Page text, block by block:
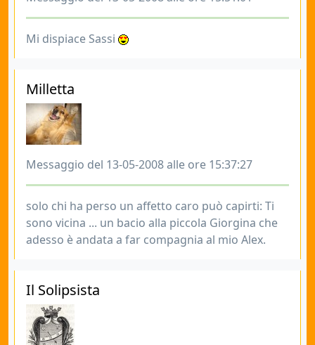
Mi dispiace Sassi
Milletta
Messaggio del 13-05-2008 alle ore 15:37:27
solo chi ha perso un affetto caro può capirti: Ti
sono vicina ... un bacio alla piccola Giorgina che
adesso è andata a far compagnia al mio Alex.
Il Solipsista